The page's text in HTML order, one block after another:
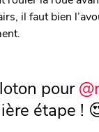
il faut bien
pour
étape !